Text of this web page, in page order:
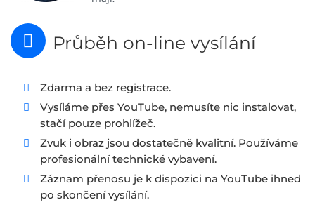
Průběh on-line vysílání
Zdarma a bez registrace.
Vysíláme přes YouTube, nemusíte nic instalovat,
stačí pouze prohlížeč.
Zvuk i obraz jsou dostatečně kvalitní. Používáme
profesionální technické vybavení.
Záznam přenosu je k dispozici na YouTube ihned
po skončení vysílání.